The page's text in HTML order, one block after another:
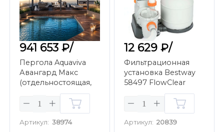
941 653 ₽/
Пергола Aquaviva
Авангард Макс
(отдельностоящая,
электропр., 4х6м,
Артикул: 38974
12 629 ₽/
Фильтрационная
установка Bestway
58497 FlowClear
Песочная (5,6 м3/ч)
Артикул: 20839